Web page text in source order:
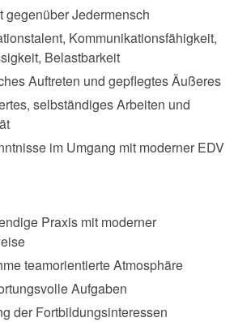
gegenüber Jedermensch
Kommunikationsfähigkeit,
Belastbarkeit
Auftreten und gepflegtes Äußeres
selbständiges Arbeiten und
im Umgang mit moderner EDV
Praxis mit moderner
teamorientierte Atmosphäre
Aufgaben
der Fortbildungsinteressen